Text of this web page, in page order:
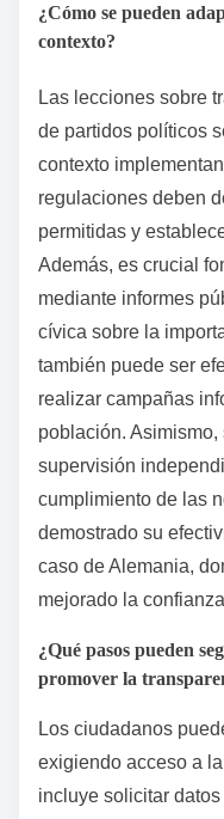
¿Cómo se pueden
contexto?
Las lecciones sobre
de partidos políticos
contexto
regulaciones deben
permitidas y
Además, es crucial
mediante informes
cívica sobre la
también puede ser
realizar campañas
población.
supervisión
cumplimiento de las
demostrado su
caso de Alemania,
mejorado la
¿Qué pasos pueden
promover la
Los ciudadanos
exigiendo acceso a
incluye solicitar